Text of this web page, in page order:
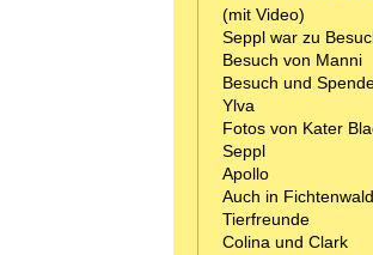
(mit Video)
Seppl war zu
Besuch von Manni
Besuch und
Ylva
Fotos von Kater
Seppl
Apollo
Auch in
Tierfreunde
Colina und Clark